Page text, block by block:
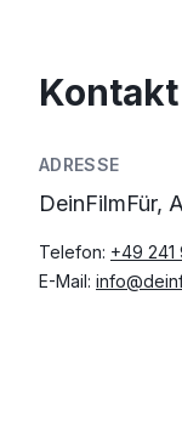
Kontakt
ADRESSE
DeinFilmFür,
Telefon: +49
E-Mail: